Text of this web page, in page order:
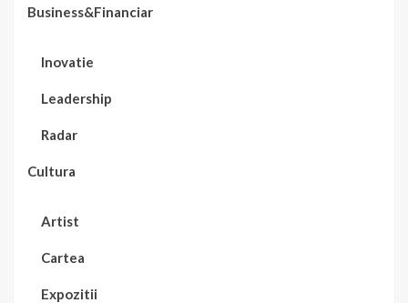
Business&Financiar
Inovatie
Leadership
Radar
Cultura
Artist
Cartea
Expozitii